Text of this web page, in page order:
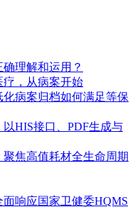
理解和运用？
，从病案开始
病案归档如何满足等保
HIS接口、PDF生成与
焦高值耗材全生命周期
响应国家卫健委HQMS